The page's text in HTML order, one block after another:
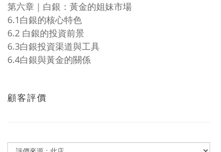
第六章｜白銀：黃金的姐妹市場
6.1白銀的核心特色
6.2 白銀的投資前景
6.3白銀投資渠道與工具
6.4白銀與黃金的關係
顧客評價